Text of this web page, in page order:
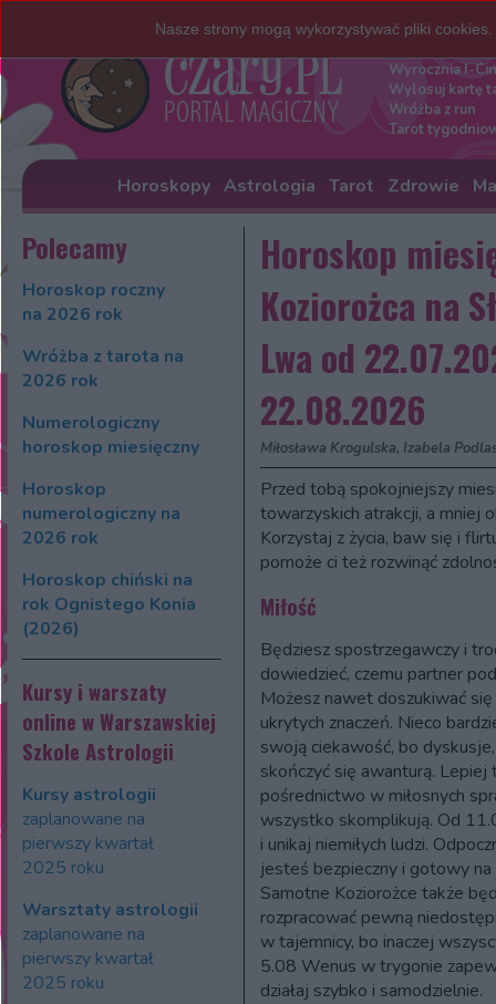
Darmowe
Wyrocznia I-
Wylosuj kartę
Wróżba z run
Tarot
Horoskopy Astrologia Tarot Zdrowie
Polecamy
Horoskop roczny
na 2026 rok
Wróżba z tarota na
2026 rok
Numerologiczny
horoskop miesięczny
Horoskop
numerologiczny na
2026 rok
Horoskop chiński na
rok Ognistego Konia
(2026)
Kursy i warszaty
online w Warszawskiej
Szkole Astrologii
Kursy astrologii
zaplanowane na
pierwszy kwartał
2025 roku
Warsztaty astrologii
zaplanowane na
pierwszy kwartał
2025 roku
Horoskop
Koziorożca na
Lwa od
22.08.2026
Miłosława Krogulska, Izabela
Przed tobą spokojniejszy
towarzyskich atrakcji, a mniej
Korzystaj z życia, baw się i
pomoże ci też rozwinąć
Miłość
Będziesz spostrzegawczy i
dowiedzieć, czemu partner
Możesz nawet doszukiwać
ukrytych znaczeń. Nieco
swoją ciekawość, bo
skończyć się awanturą. Lepiej
pośrednictwo w miłosnych
wszystko skomplikują. Od
i unikaj niemiłych ludzi.
jesteś bezpieczny i gotowy
Samotne Koziorożce także
rozpracować pewną
w tajemnicy, bo inaczej
5.08 Wenus w trygonie
działaj szybko i samodzielnie.
Nasze strony mogą wykorzystywać pliki cookies.